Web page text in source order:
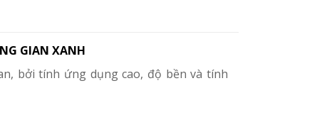
GIAN XANH
bởi tính ứng dụng cao, độ bền và tính